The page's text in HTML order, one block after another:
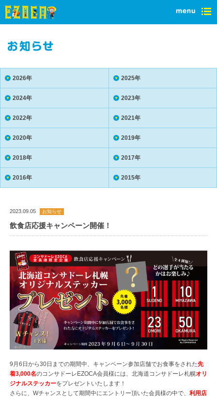
2026年 2025年
2024年 2023年
2022年 2021年
2020年 2019年
2018年 2017年
2016年 2015年
2023.09.05 お知らせ
飲食店応援キャンペーン開催！
9月6日から30日までの期間中、キャンペーン参加店舗でお食事をされた先
着3,000名のコンサドーレEZOCA会員様には、北海道コンサドーレ札幌オリ
ジナルステッカーをプレゼントいたします！
さらに、Wチャンスとして期間中にエントリー頂いた会員様の中で、 利用店